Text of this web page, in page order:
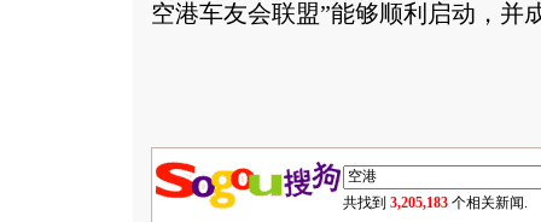
空港车友会联盟”能够顺利启动，并
共找到 3,205,183 个相关新闻.